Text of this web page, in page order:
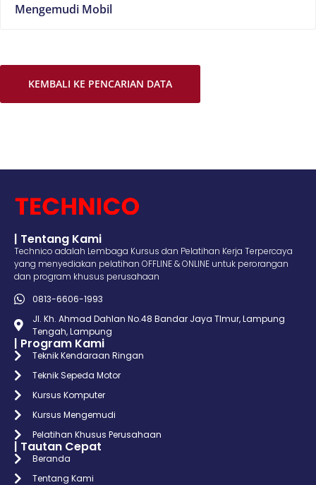
Mengemudi Mobil
KEMBALI KE PENCARIAN DATA
| Tentang Kami
Technico adalah Lembaga Kursus dan Pelatihan Kerja Terpercaya
yang menyediakan pelatihan OFFLINE & ONLINE untuk perorangan
dan program khusus perusahaan
0813-6606-1993
Jl. Kh. Ahmad Dahlan No.48 Bandar Jaya TImur, Lampung
Tengah, Lampung
| Program Kami
Teknik Kendaraan Ringan
Teknik Sepeda Motor
Kursus Komputer
Kursus Mengemudi
Pelatihan Khusus Perusahaan
| Tautan Cepat
Beranda
Tentang Kami